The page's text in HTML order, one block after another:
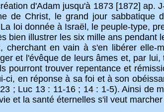
d'Adam jusqu'à 1873 [1872] ap.
de Christ, le grand jour sabbatique
loi donnée à Israël, le peuple-type,
illustrer les six mille ans pendant
en vain à s'en libérer elle-
et l'évêque de leurs âmes et, par
trouver repentance et
ci, en réponse à sa foi et à son
; Luc 13 : 11-16 ; 14 : 1-5). Ainsi de
et la santé éternelles s'il veut